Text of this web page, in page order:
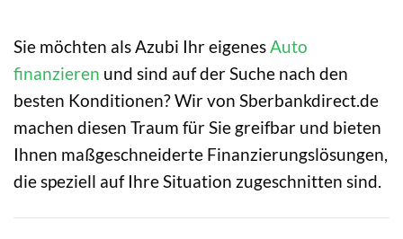
Sie möchten als Azubi Ihr eigenesAuto
finanzieren und sind auf der Suche nach den
besten Konditionen? Wir von Sberbankdirect.de
machen diesen Traum für Sie greifbar und bieten
Ihnen maßgeschneiderte Finanzierungslösungen,
die speziell auf Ihre Situation zugeschnitten sind.